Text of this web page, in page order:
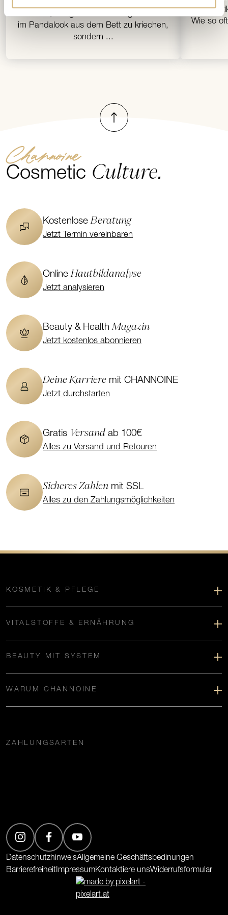
im Pandalook aus dem Bett zu kriechen,
sondern ...
Wie so
Nach oben
Channoine
Cosmetic Culture.
KostenloseBeratung
Jetzt Termin vereinbaren
OnlineHautbildanalyse
Jetzt analysieren
Beauty & HealthMagazin
Jetzt kostenlos abonnieren
Deine Karriere mit CHANNOINE
Jetzt durchstarten
Gratis Versand ab 100€
Alles zu Versand und Retouren
Sicheres Zahlen mit SSL
Alles zu den Zahlungsmöglichkeiten
KOSMETIK & PFLEGE
VITALSTOFFE & ERNÄHRUNG
BEAUTY MIT SYSTEM
WARUM CHANNOINE
ZAHLUNGSARTEN
DatenschutzhinweisAllgemeine Geschäftsbedinungen
BarrierefreiheitImpressumKontaktiere unsWiderrufsformular
(Öffnet in neuem Tab)
(Öffnet in neuem Tab)
(Öffnet in neuem Tab)